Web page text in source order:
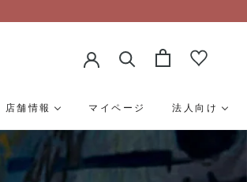
店舗情報 マイページ 法人向け